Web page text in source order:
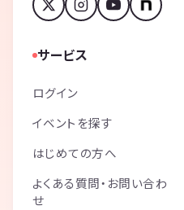
サービス
ログイン
イベントを探す
はじめての方へ
よくある質問・お問い合わ
せ